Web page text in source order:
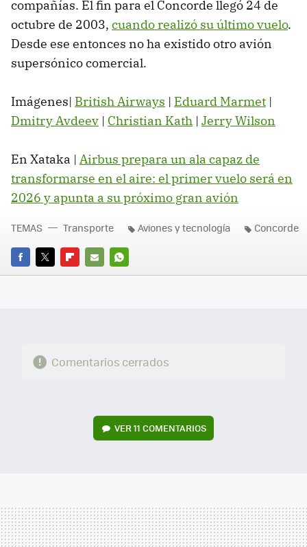
compañías. El fin para el Concorde llegó 24 de
octubre de 2003, cuando realizó su último vuelo.
Desde ese entonces no ha existido otro avión
supersónico comercial.
Imágenes| British Airways | Eduard Marmet |
Dmitry Avdeev | Christian Kath | Jerry Wilson
En Xataka | Airbus prepara un ala capaz de
transformarse en el aire: el primer vuelo será en
2026 y apunta a su próximo gran avión
FACEBOOK
TWITTERFLIPBOARD
E-
WHATSAPP
TEMAS Transporte Aviones y tecnología Concorde
Comentarios cerrados
VER 11 COMENTARIOS